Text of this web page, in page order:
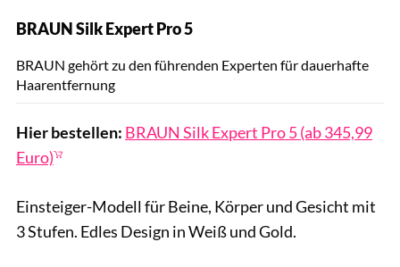
BRAUN Silk Expert Pro 5
BRAUN gehört zu den führenden Experten für dauerhafte
Haarentfernung
Hier bestellen: BRAUN Silk Expert Pro 5 (ab 345,99
Euro)
Einsteiger-Modell für Beine, Körper und Gesicht mit
3 Stufen. Edles Design in Weiß und Gold.